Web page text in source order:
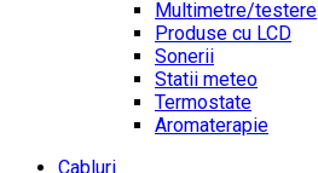
Multimetre/testere
Produse cu LCD
Sonerii
Statii meteo
Termostate
Aromaterapie
Cabluri